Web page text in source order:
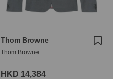
Thom Browne
Thom Browne
HKD 14,384